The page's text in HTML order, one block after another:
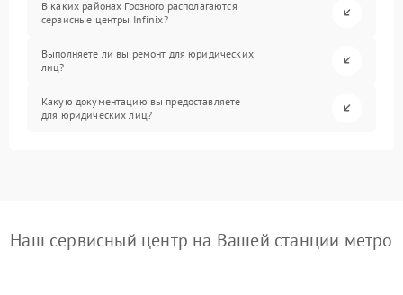
В каких районах Грозного располагаются
сервисные центры Infinix?
Выполняете ли вы ремонт для юридических
лиц?
Какую документацию вы предоставляете
для юридических лиц?
Наш сервисный центр на Вашей станции метро